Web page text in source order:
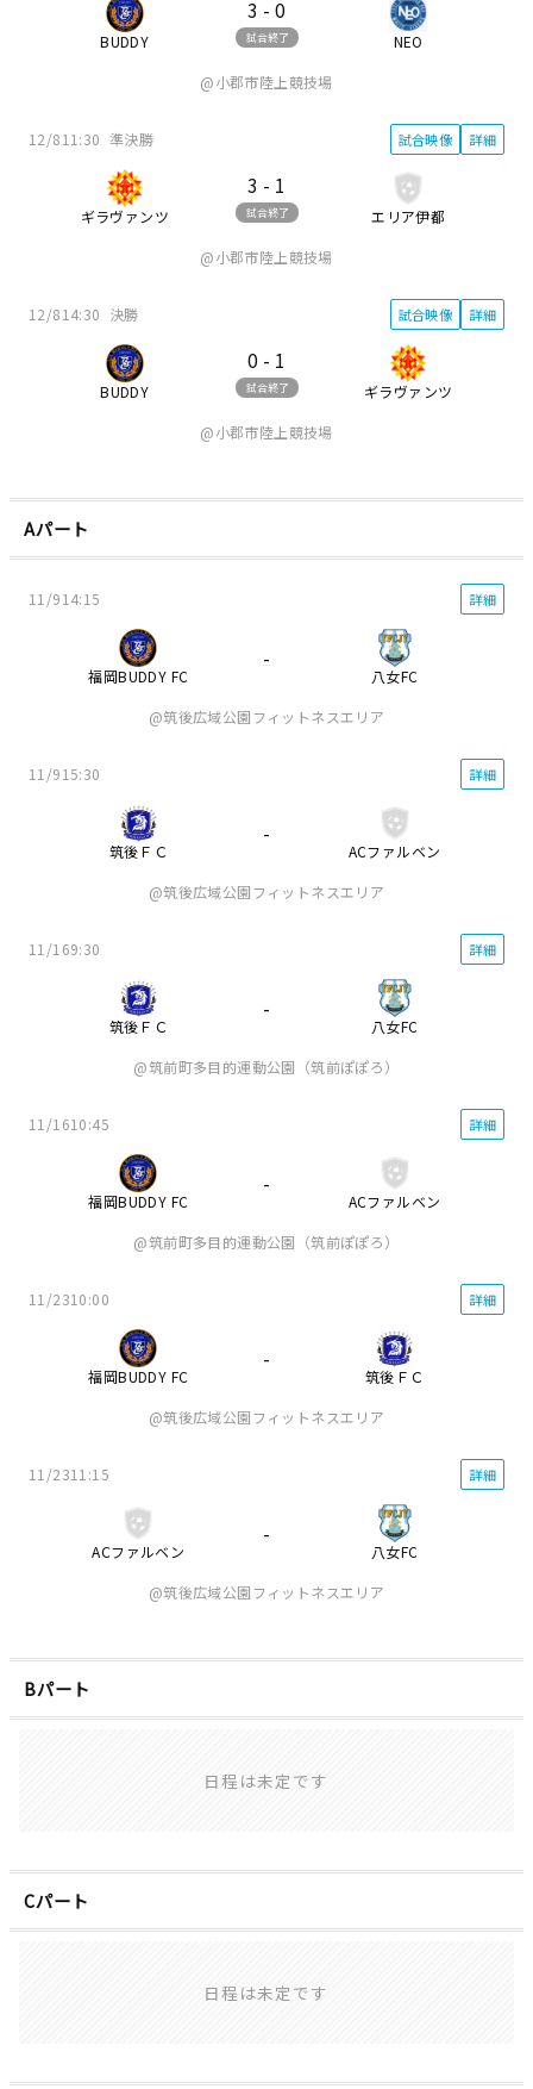
BUDDY
3 - 0
試合終了
NEO
小郡市陸上競技場
12/811:30 準決勝
ギラヴァンツ
3 - 1
試合終了 エリア伊都
試合映像 詳細
小郡市陸上競技場
12/814:30 決勝
BUDDY
0 - 1
試合終了 ギラヴァンツ
試合映像 詳細
小郡市陸上競技場
Aパート
11/914:15
福岡BUDDY FC
-
八女FC
詳細
筑後広域公園フィットネスエリア
11/915:30
筑後ＦＣ
-
ACファルベン
詳細
筑後広域公園フィットネスエリア
11/169:30
筑後ＦＣ
-
八女FC
詳細
筑前町多目的運動公園（筑前ぽぽろ）
11/1610:45
福岡BUDDY FC
-
ACファルベン
詳細
筑前町多目的運動公園（筑前ぽぽろ）
11/2310:00
福岡BUDDY FC
-
筑後ＦＣ
詳細
筑後広域公園フィットネスエリア
11/2311:15
ACファルベン
-
八女FC
詳細
筑後広域公園フィットネスエリア
Bパート
日程は未定です
Cパート
日程は未定です